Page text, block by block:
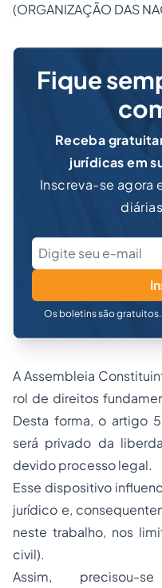
(ORGANIZAÇÃO DAS
Fique
Receba
jurídicas em
Inscreva-se agora
Os boletins são
A Assembleia
rol de direitos
Desta forma, o artigo
será privado da
devido processo legal.
Esse dispositivo
jurídico e,
neste trabalho, nos
civil).
Assim,